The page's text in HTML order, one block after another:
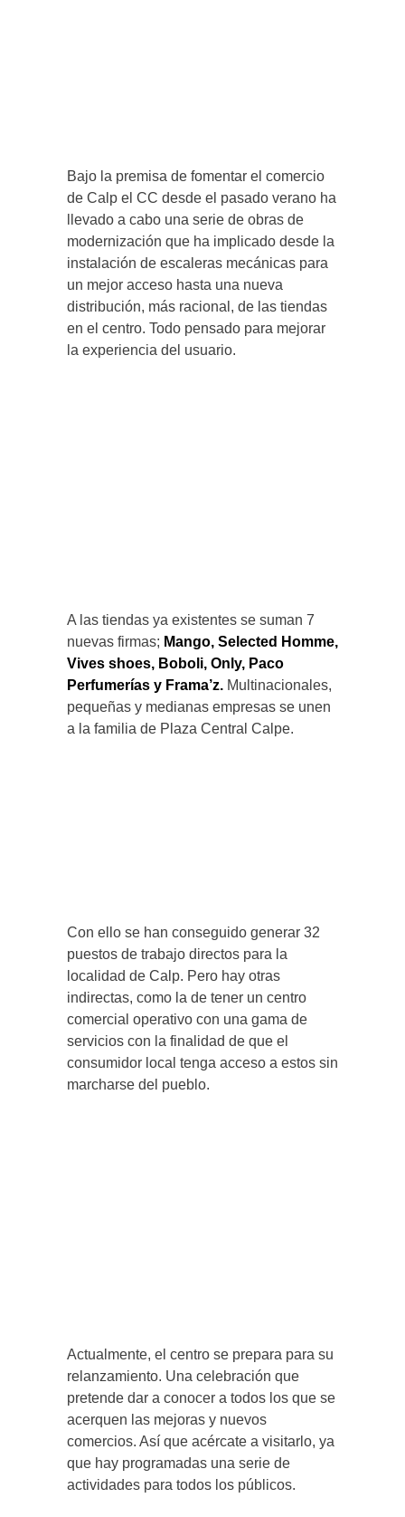
Bajo la premisa de fomentar el comercio
de Calp el CC desde el pasado verano ha
llevado a cabo una serie de obras de
modernización que ha implicado desde la
instalación de escaleras mecánicas para
un mejor acceso hasta una nueva
distribución, más racional, de las tiendas
en el centro. Todo pensado para mejorar
la experiencia del usuario.
A las tiendas ya existentes se suman 7
nuevas firmas; Mango, Selected Homme,
Vives shoes, Boboli, Only, Paco
Perfumerías y Frama’z. Multinacionales,
pequeñas y medianas empresas se unen
a la familia de Plaza Central Calpe.
Con ello se han conseguido generar 32
puestos de trabajo directos para la
localidad de Calp. Pero hay otras
indirectas, como la de tener un centro
comercial operativo con una gama de
servicios con la finalidad de que el
consumidor local tenga acceso a estos sin
marcharse del pueblo.
Actualmente, el centro se prepara para su
relanzamiento. Una celebración que
pretende dar a conocer a todos los que se
acerquen las mejoras y nuevos
comercios. Así que acércate a visitarlo, ya
que hay programadas una serie de
actividades para todos los públicos.